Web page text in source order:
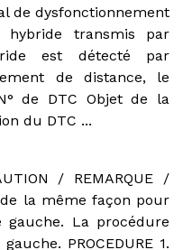
de dysfonctionnement
hybride transmis par
est détecté par
de distance, le
de DTC Objet de la
du DTC ...
/ REMARQUE /
de la même façon pour
La procédure
PROCEDURE 1.